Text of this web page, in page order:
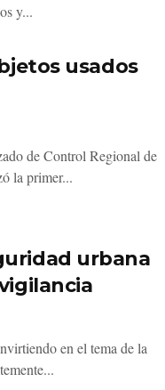
y...
usados
de Control Regional de
la primer...
urbana
en el tema de la